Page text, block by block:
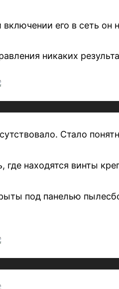
его в сеть он
никаких
Стало
где находятся винты
под панелью